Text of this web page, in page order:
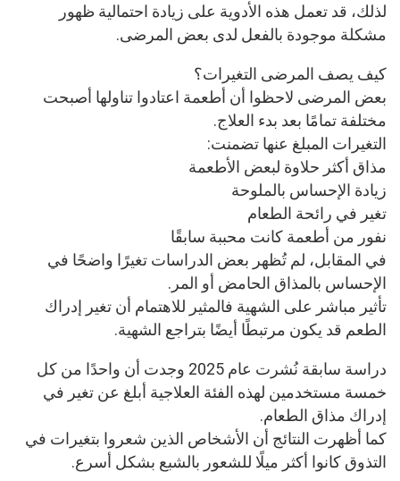
لذلك، قد تعمل هذه الأدوية على زيادة احتمالية ظهور
مشكلة موجودة بالفعل لدى بعض المرضى.
كيف يصف المرضى التغيرات؟
بعض المرضى لاحظوا أن أطعمة اعتادوا تناولها أصبحت
مختلفة تمامًا بعد بدء العلاج.
التغيرات المبلغ عنها تضمنت:
مذاق أكثر حلاوة لبعض الأطعمة
زيادة الإحساس بالملوحة
تغير في رائحة الطعام
نفور من أطعمة كانت محببة سابقًا
في المقابل، لم تُظهر بعض الدراسات تغيرًا واضحًا في
الإحساس بالمذاق الحامض أو المر.
تأثير مباشر على الشهية فالمثير للاهتمام أن تغير إدراك
الطعم قد يكون مرتبطًا أيضًا بتراجع الشهية.
دراسة سابقة نُشرت عام 2025 وجدت أن واحدًا من كل
خمسة مستخدمين لهذه الفئة العلاجية أبلغ عن تغير في
إدراك مذاق الطعام.
كما أظهرت النتائج أن الأشخاص الذين شعروا بتغيرات في
التذوق كانوا أكثر ميلًا للشعور بالشبع بشكل أسرع.